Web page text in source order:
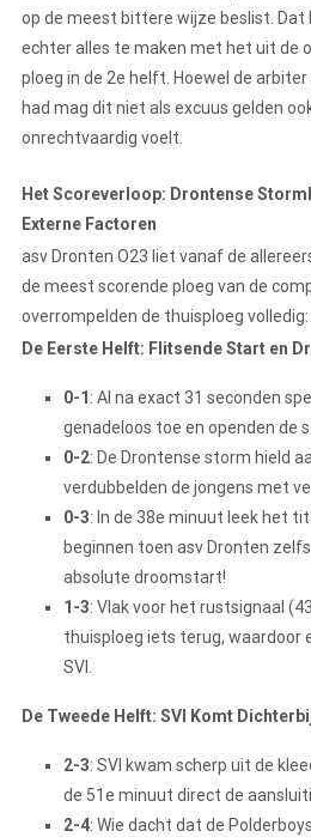
op de meest bittere wijze beslist. Dat
echter alles te maken met het uit de
ploeg in de 2e helft. Hoewel de
had mag dit niet als excuus gelden
onrechtvaardig voelt.
Het Scoreverloop: Drontense
Externe Factoren
asv Dronten O23 liet vanaf de
de meest scorende ploeg van de
overrompelden de thuisploeg volledig:
De Eerste Helft: Flitsende Start en
0-1 : Al na exact 31 seconden
genadeloos toe en openden de
0-2: De Drontense storm hield
verdubbelden de jongens met
0-3: In de 38e minuut leek het
beginnen toen asv Dronten
absolute droomstart!
1-3: Vlak voor het rustsignaal
thuisploeg iets terug, waardoor
SVI.
De Tweede Helft: SVI Komt
2-3: SVI kwam scherp uit de
de 51e minuut direct de
2-4: Wie dacht dat de